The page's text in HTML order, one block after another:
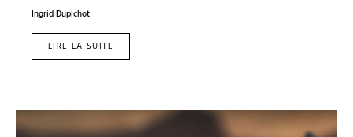
Ingrid Dupichot
LIRE LA SUITE